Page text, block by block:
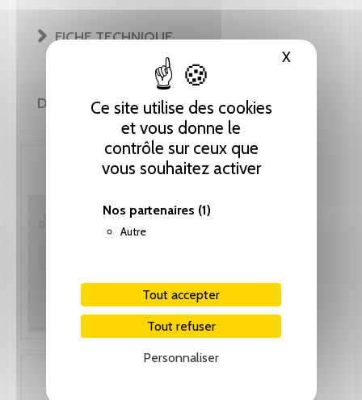
Ce site utilise des cookies
et vous donne le
contrôle sur ceux que
vous souhaitez activer
Nos partenaires (1)
Autre
Tout accepter
Tout refuser
Personnaliser
XMasquer
FICHE TECHNIQUE
DE LA MÊME COLLECTION